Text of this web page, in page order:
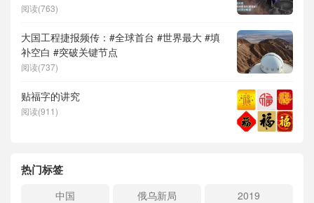
阅读(763)
大国工程捷报频传：#全球首台 #世界最大 #填
补空白 #突破关键节点
阅读(737)
贴福字的讲究
阅读(911)
热门标签
中国 俄乌新局
2019